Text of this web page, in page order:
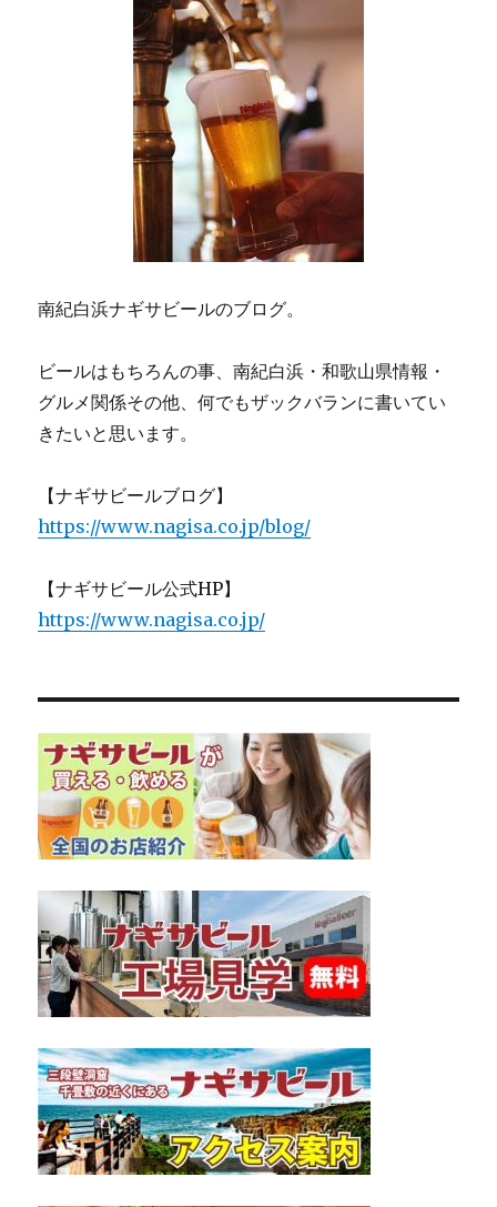
南紀白浜ナギサビールのブログ。
ビールはもちろんの事、南紀白浜・和歌山県情報・
グルメ関係その他、何でもザックバランに書いてい
きたいと思います。
【ナギサビールブログ】
https://www.nagisa.co.jp/blog/
【ナギサビール公式HP】
https://www.nagisa.co.jp/